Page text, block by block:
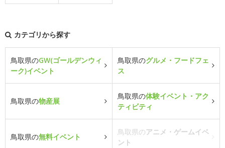
カテゴリから探す
鳥取県のGW(ゴールデンウィ
ーク)イベント
鳥取県のグルメ・フードフェ
ス
鳥取県の物産展
鳥取県の体験イベント・アク
ティビティ
鳥取県の無料イベント
鳥取県のアニメ・ゲームイベ
ント